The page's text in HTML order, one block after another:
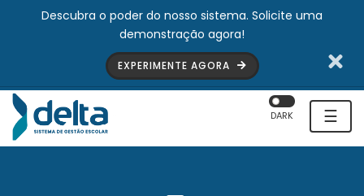
Descubra o poder do nosso sistema. Solicite uma
demonstração agora!
EXPERIMENTE AGORA
☰
DARK